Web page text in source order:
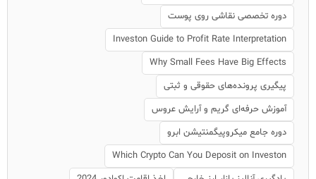
دوره تخصصی نقاشی روی پوست
Investon Guide to Profit Rate Interpretation
Why Small Fees Have Big Effects
پیگیری پرونده‌های حقوقی و ثبتی
آموزش حرفه‌ای گریم و آرایش عروس
دوره جامع میکروپیگمنتیشن ابرو
Which Crypto Can You Deposit on Investon